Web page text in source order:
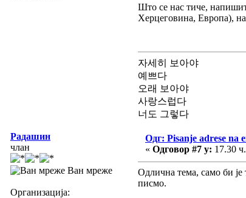
Што се нас тиче,
Херцеговина, Европа),
자세히 보아야
예쁘다
오래 보아야
사랑스럽다
너도 그렇다
Радашин
члан
Ван мреже
Организација:
Одг: Pisanje adrese na
« Одговор #7 у: 17.30
Одлична тема, само би је
писмо.